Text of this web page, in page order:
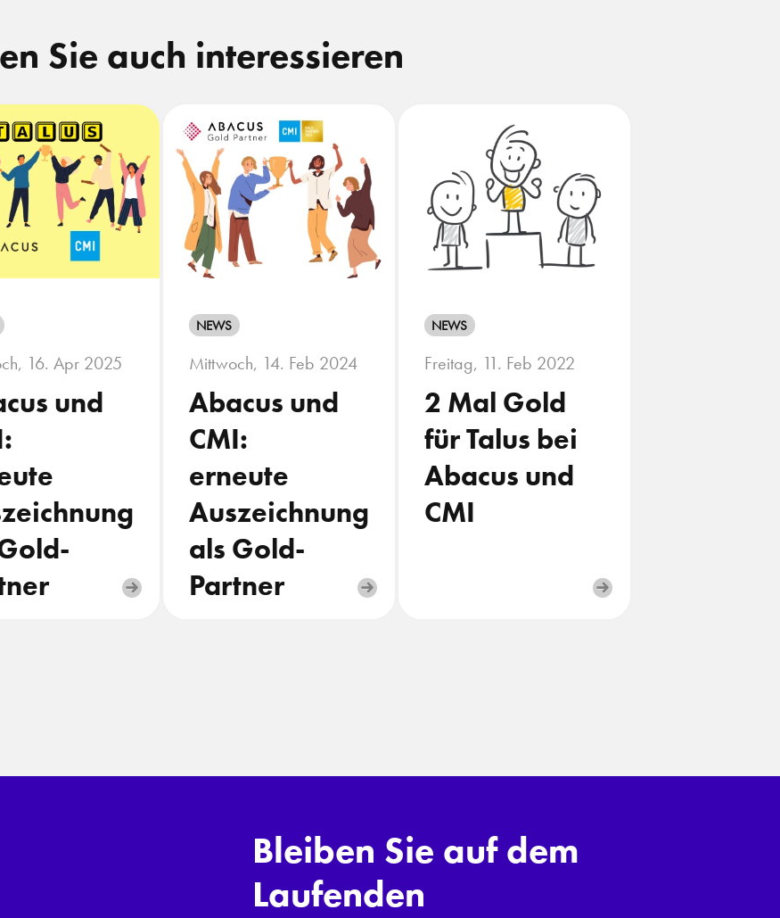
Sie auch interessieren
16. Apr 2025
und
NEWS
Mittwoch, 14. Feb 2024
Abacus und
CMI:
erneute
Auszeichnung
als Gold-
Partner
NEWS
Freitag, 11. Feb 2022
2 Mal Gold
für Talus bei
Abacus und
CMI
Bleiben Sie auf dem
Laufenden